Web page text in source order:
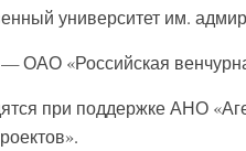
университет им.
ОАО «Российская
при поддержке АНО